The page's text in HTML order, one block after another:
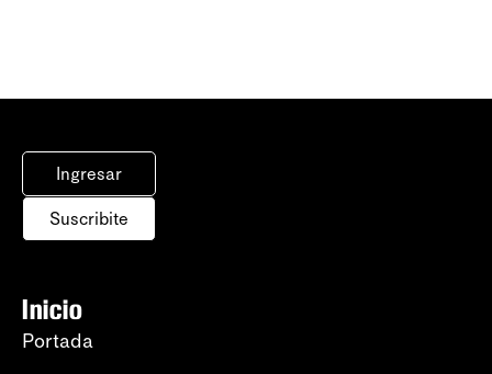
Ingresar
Suscribite
Inicio
Portada